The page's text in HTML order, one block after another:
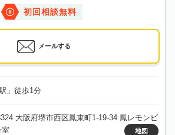
初回相談無料
メールする
」徒歩1分
大阪府堺市西区鳳東町1-19-34 鳳レモンビ
室
地図